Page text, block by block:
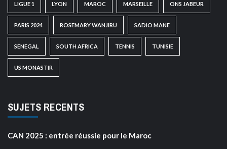
LIGUE 1 LYON MAROC MARSEILLE ONS JABEUR
PARIS 2024 ROSEMARY WANJIRU SADIO MANE
SENEGAL SOUTH AFRICA TENNIS TUNISIE
US MONASTIR
SUJETS RECENTS
CAN 2025 : entrée réussie pour le Maroc